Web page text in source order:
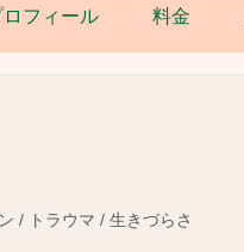
ロフィール 料金
/ トラウマ / 生きづらさ